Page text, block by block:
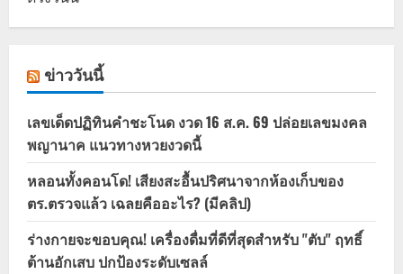
ข่าววันนี้
เลขเด็ดปฏิทินคำชะโนด งวด 16 ส.ค. 69 ปล่อยเลขมงคล
พญานาค แนวทางหวยงวดนี้
หลอนทั้งคอนโด! เสียงสะอื้นปริศนาจากห้องเก็บของ
ตร.ตรวจแล้ว เฉลยคืออะไร? (มีคลิป)
ร่างกายจะขอบคุณ! เครื่องดื่มที่ดีที่สุดสำหรับ "ตับ" ฤทธิ์
ต้านอักเสบ ปกป้องระดับเซลล์